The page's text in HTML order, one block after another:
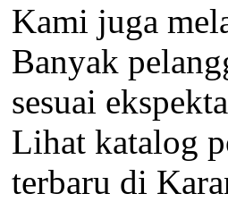
Kami juga
Banyak
sesuai
Lihat katalog
terbaru di